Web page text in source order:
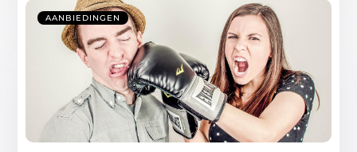
AANBIEDINGEN